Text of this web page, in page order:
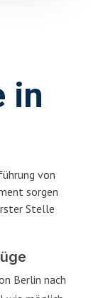
in
von
sorgen
Stelle
Berlin nach